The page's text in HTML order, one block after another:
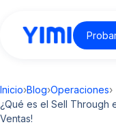
Inicio›Blog›Operaciones›
¿Qué es el Sell Through
Ventas!